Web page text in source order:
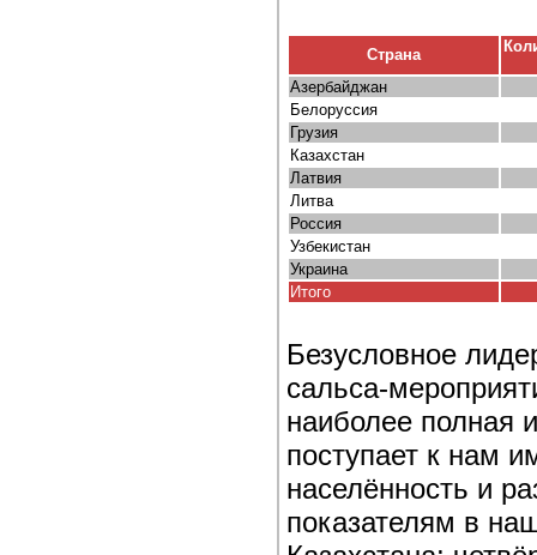
Страна
Азербайджан
Белоруссия
Грузия
Казахстан
Латвия
Литва
Россия
Узбекистан
Украина
Итого
Безусловное
сальса-
наиболее полная
поступает к нам
населённость и
показателям в